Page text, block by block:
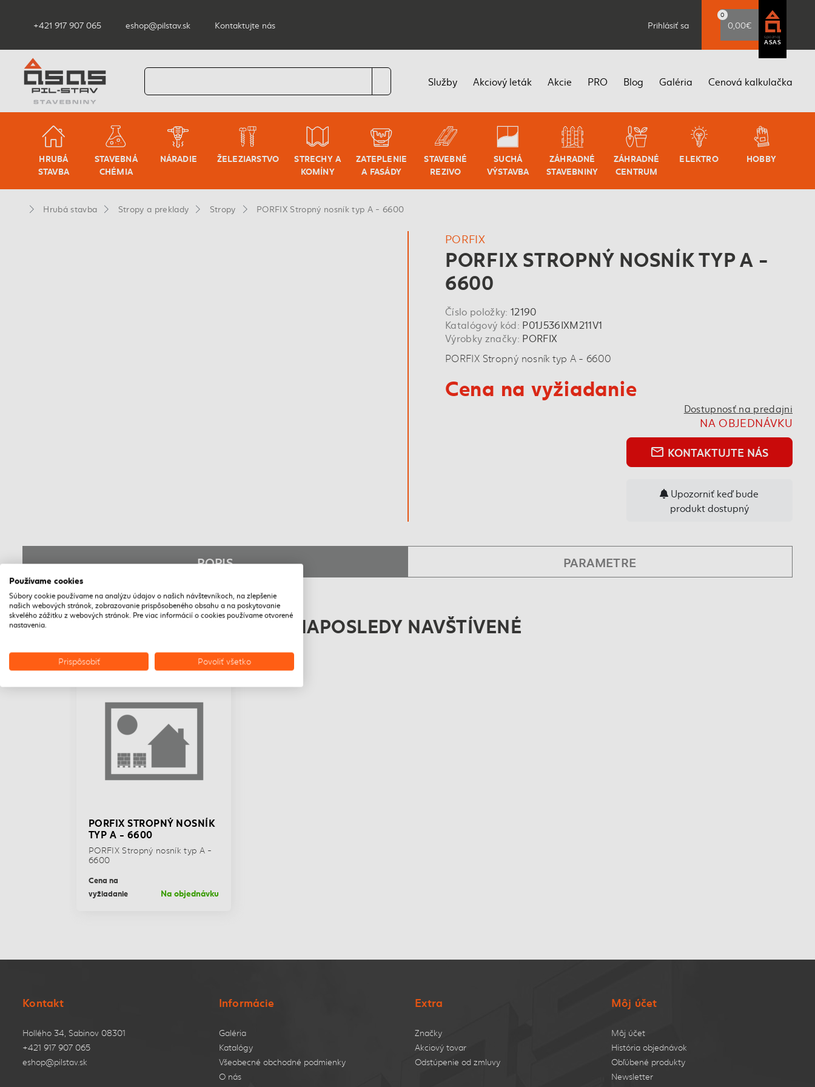
+421 917 907 065 eshop@pilstav.sk Kontaktujte nás Prihlásiť sa
0
0,00€
spoznaj
ASAS
Služby Akciový leták Akcie PRO Blog Galéria Cenová kalkulačka
HRUBÁ
STAVBA
STAVEBNÁ
CHÉMIA
NÁRADIE ŽELEZIARSTVO
STRECHY A
KOMÍNY
ZATEPLENIE
A FASÁDY
STAVEBNÉ
REZIVO
SUCHÁ
VÝSTAVBA
ZÁHRADNÉ
STAVEBNINY
ZÁHRADNÉ
CENTRUM
ELEKTRO HOBBY
Hrubá stavba Stropy a preklady Stropy PORFIX Stropný nosník typ A - 6600
PORFIX
PORFIX STROPNÝ NOSNÍK TYP A -
6600
Číslo položky: 12190
Katalógový kód: P01J536IXM211V1
Výrobky značky: PORFIX
PORFIX Stropný nosník typ A - 6600
Cena na vyžiadanie
Dostupnosť na predajni
NA OBJEDNÁVKU
mail_outline KONTAKTUJTE NÁS
produkt dostupný
POPIS PARAMETRE
NAPOSLEDY NAVŠTÍVENÉ
PORFIX STROPNÝ NOSNÍK
TYP A - 6600
PORFIX Stropný nosník typ A -
6600
Cena na
vyžiadanie
Na objednávku
Kontakt
Hollého 34, Sabinov 08301
+421 917 907 065
eshop@pilstav.sk
Informácie
Galéria
Katalógy
Všeobecné obchodné podmienky
O nás
Extra
Značky
Akciový tovar
Odstúpenie od zmluvy
Môj účet
Môj účet
História objednávok
Obľúbené produkty
Newsletter
Používame cookies
Súbory cookie používame na analýzu údajov o našich návštevníkoch, na zlepšenie
našich webových stránok, zobrazovanie prispôsobeného obsahu a na poskytovanie
skvelého zážitku z webových stránok. Pre viac informácií o cookies používame otvorené
nastavenia.
Prispôsobiť Povoliť všetko